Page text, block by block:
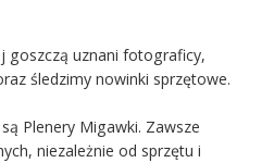
goszczą uznani fotograficy,
śledzimy nowinki sprzętowe.
Plenery Migawki. Zawsze
niezależnie od sprzętu i